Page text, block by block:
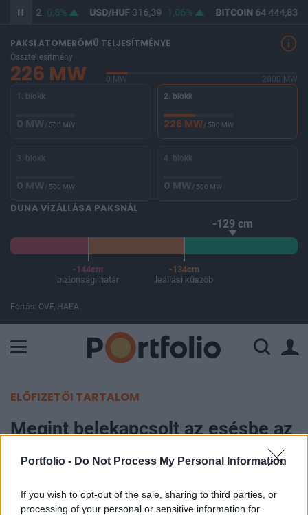
Portfolio - Do Not Process My Personal Information
If you wish to opt-out of the sale, sharing to third parties, or
processing of your personal or sensitive information for
364,62 0,8% USD/HUF 316,39 1,06% BITCOIN 64 444,83
PAKSI ATOMERŐMŰ TELJESÍTMÉNYE
Összteljesítmény
226 MW 0 MW
2000 MW
1. blokk
0 MW/ 500 MW
2. blokk
226 MW/ 500 MW
3. blokk
0 MW/ 500 MW
4. blokk
0 MW/ 500 MW
DUNA VÍZÁLLÁSA PAKSNÁL
-129 cm
-144cm
biztonsági határ
-134cm
leállási küszöb
Forrás: OVF, HAEA
ELŐFIZETŐI TARTALOM
Megint belekapcsolt az esésbe az
olaj
2015. január 12. 20:27